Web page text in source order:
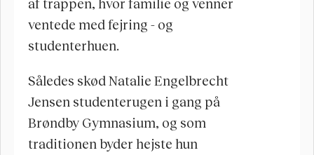
ventede med fejring - og
studenterhuen.
Således skød Natalie Engelbrecht
Jensen studenterugen i gang på
Brøndby Gymnasium, og som
traditionen byder hejste hun